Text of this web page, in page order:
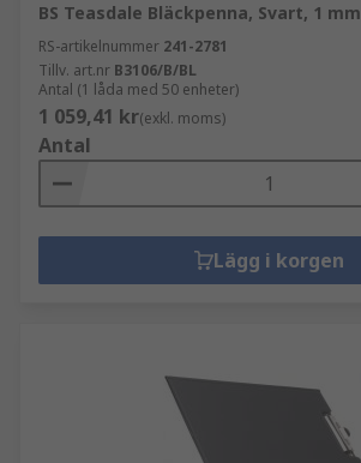
BS Teasdale Bläckpenna, Svart, 1 mm
RS-artikelnummer 241-2781
Tillv. art.nr B3106/B/BL
Antal (1 låda med 50 enheter)
1 059,41 kr(exkl. moms)
Antal
Lägg i korgen